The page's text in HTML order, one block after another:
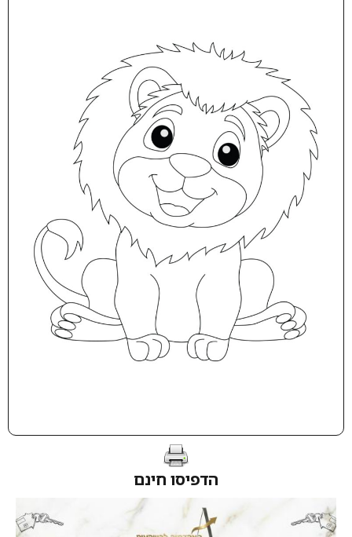
הדפיסו חינם